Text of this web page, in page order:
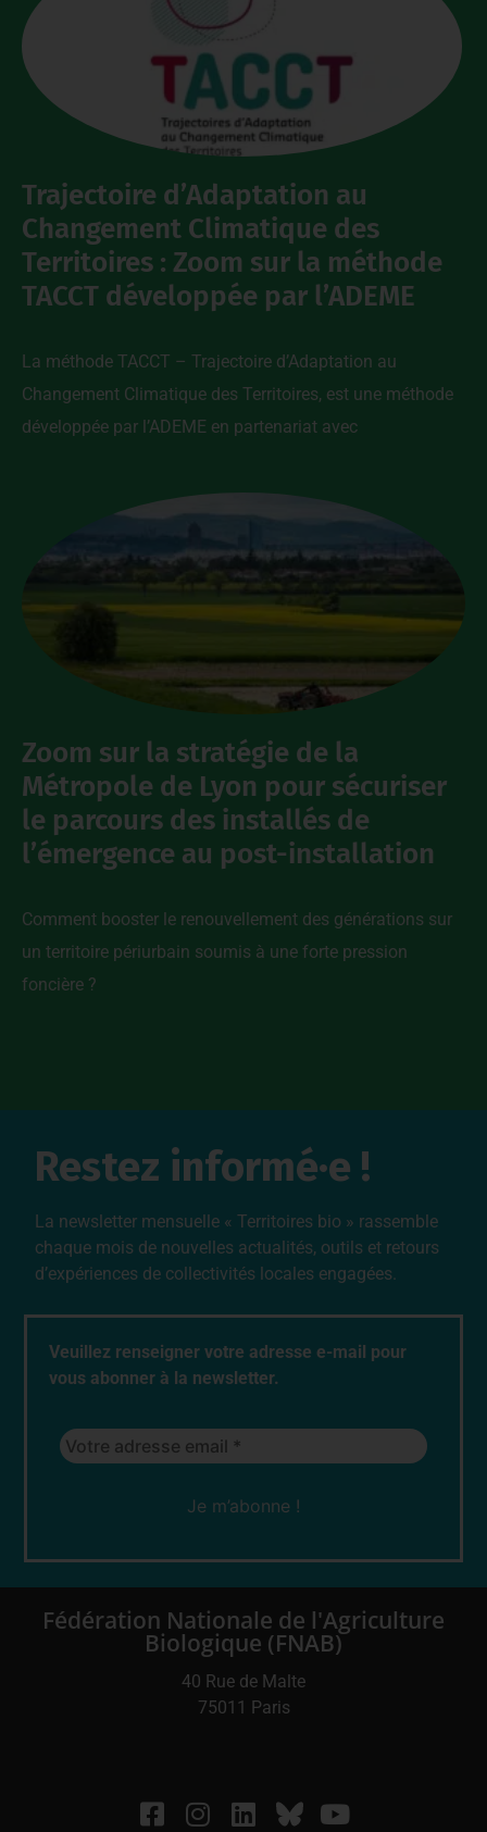
Trajectoire d’Adaptation au
Changement Climatique des
Territoires : Zoom sur la méthode
TACCT développée par l’ADEME
La méthode TACCT – Trajectoire d’Adaptation au
Changement Climatique des Territoires, est une méthode
développée par l’ADEME en partenariat avec
Zoom sur la stratégie de la
Métropole de Lyon pour sécuriser
le parcours des installés de
l’émergence au post-installation
Comment booster le renouvellement des générations sur
un territoire périurbain soumis à une forte pression
foncière ?
Restez informé·e !
La newsletter mensuelle « Territoires bio » rassemble
chaque mois de nouvelles actualités, outils et retours
d’expériences de collectivités locales engagées.
Veuillez renseigner votre adresse e-mail pour
vous abonner à la newsletter.
Fédération Nationale de l'Agriculture
Biologique (FNAB)
40 Rue de Malte
75011 Paris